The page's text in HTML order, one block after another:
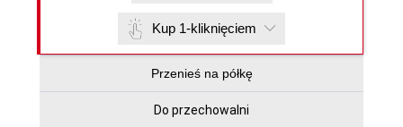
Kup 1-kliknięciem
Przenieś na półkę
Do przechowalni